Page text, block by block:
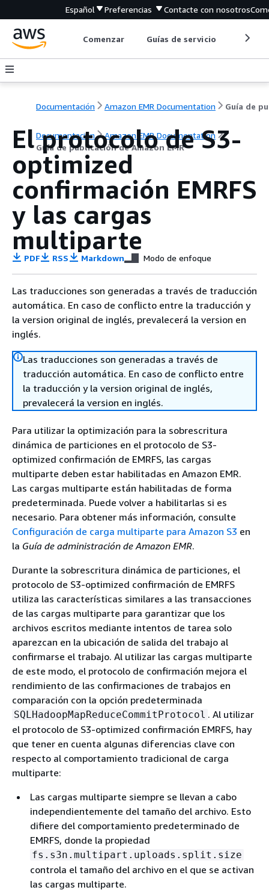
Español Preferencias Contacte con nosotros
Comenzar Guías de servicio
Documentación Amazon EMR Documentation
Documentación
Amazon EMR Documentation
Guía de publicación de Amazon EMR
El protocolo de S3-
optimized
confirmación EMRFS
y las cargas
multiparte
PDF RSS Markdown Modo de enfoque
Las traducciones son generadas a través de traducción
automática. En caso de conflicto entre la traducción y
la version original de inglés, prevalecerá la version en
inglés.
Las traducciones son generadas a través de
traducción automática. En caso de conflicto entre
la traducción y la version original de inglés,
prevalecerá la version en inglés.
Para utilizar la optimización para la sobrescritura
dinámica de particiones en el protocolo de S3-
optimized confirmación de EMRFS, las cargas
multiparte deben estar habilitadas en Amazon EMR.
Las cargas multiparte están habilitadas de forma
predeterminada. Puede volver a habilitarlas si es
necesario. Para obtener más información, consulte
Configuración de carga multiparte para Amazon S3 en
la Guía de administración de Amazon EMR.
Durante la sobrescritura dinámica de particiones, el
protocolo de S3-optimized confirmación de EMRFS
utiliza las características similares a las transacciones
de las cargas multiparte para garantizar que los
archivos escritos mediante intentos de tarea solo
aparezcan en la ubicación de salida del trabajo al
confirmarse el trabajo. Al utilizar las cargas multiparte
de este modo, el protocolo de confirmación mejora el
rendimiento de las confirmaciones de trabajos en
comparación con la opción predeterminada
SQLHadoopMapReduceCommitProtocol . Al utilizar
el protocolo de S3-optimized confirmación EMRFS, hay
que tener en cuenta algunas diferencias clave con
respecto al comportamiento tradicional de carga
multiparte:
Las cargas multiparte siempre se llevan a cabo
independientemente del tamaño del archivo. Esto
difiere del comportamiento predeterminado de
EMRFS, donde la propiedad
fs.s3n.multipart.uploads.split.size
controla el tamaño del archivo en el que se activan
las cargas multiparte.